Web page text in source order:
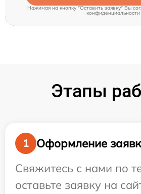
Нажимая на кнопку "Оставить заявку" Вы
конфиденциальности
Этапы
1
Оформление
Свяжитесь с нами по
оставьте заявку на